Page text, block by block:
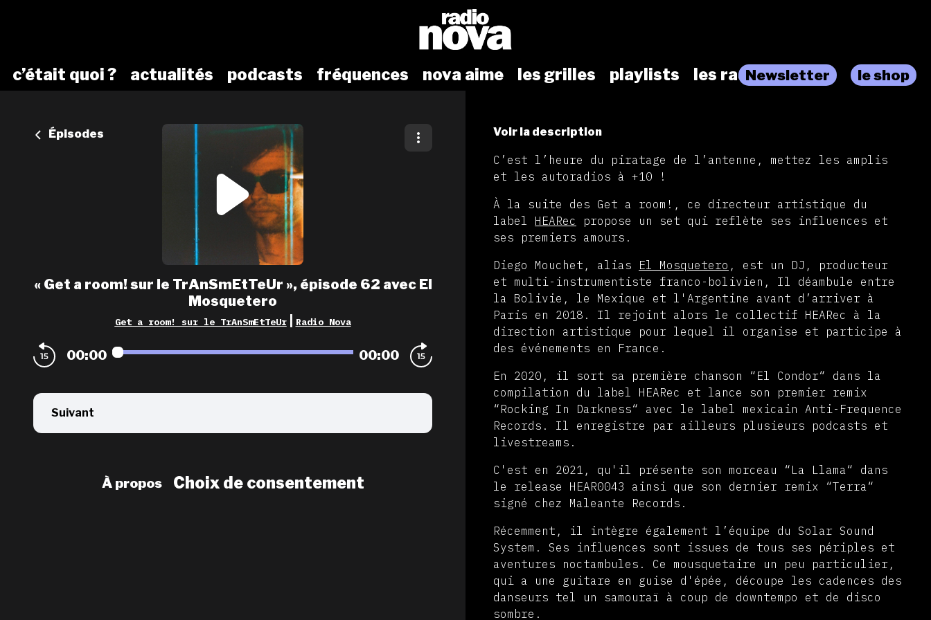
c’était quoi ? actualités podcasts fréquences nova aime les grilles playlists les radiosNewsletter le shop
Épisodes
« Get a room! sur le TrAnSmEtTeUr », épisode 62 avec El
Mosquetero
Get a room! sur le TrAnSmEtTeUr Radio Nova
00:00 00:00
Suivant
À propos Choix de consentement
Voir la description
C’est l’heure du piratage de l’antenne, mettez les amplis
et les autoradios à +10 !
À la suite des Get a room!, ce directeur artistique du
label HEARec propose un set qui reflète ses influences et
ses premiers amours.
Diego Mouchet, alias El Mosquetero , est un DJ, producteur
et multi-instrumentiste franco-bolivien, Il déambule entre
la Bolivie, le Mexique et l'Argentine avant d’arriver à
Paris en 2018. Il rejoint alors le collectif HEARec à la
direction artistique pour lequel il organise et participe à
des événements en France.
En 2020, il sort sa première chanson “El Condor“ dans la
compilation du label HEARec et lance son premier remix
“Rocking In Darkness“ avec le label mexicain Anti-Frequence
Records. Il enregistre par ailleurs plusieurs podcasts et
livestreams.
C'est en 2021, qu'il présente son morceau “La Llama“ dans
le release HEAR0043 ainsi que son dernier remix “Terra“
signé chez Maleante Records.
Récemment, il intègre également l’équipe du Solar Sound
System. Ses influences sont issues de tous ses périples et
aventures noctambules. Ce mousquetaire un peu particulier,
qui a une guitare en guise d'épée, découpe les cadences des
danseurs tel un samouraï à coup de downtempo et de disco
sombre.